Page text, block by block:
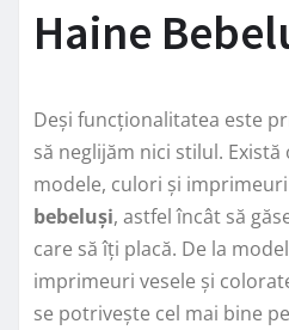
Haine
Deși funcționalitatea este
să neglijăm nici stilul.
modele, culori și
bebeluși, astfel încât să
care să îți placă. De la
imprimeuri vesele și
se potrivește cel mai bine